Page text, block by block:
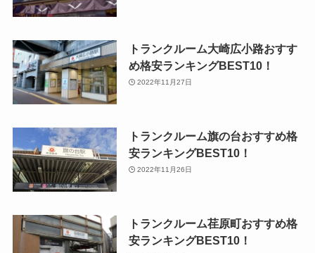
トランクルーム大崎広小路おすす
め格安ランキングBEST10！
2022年11月27日
トランクルーム旗の台おすすめ格
安ランキングBEST10！
2022年11月26日
トランクルーム荏原町おすすめ格
安ランキングBEST10！